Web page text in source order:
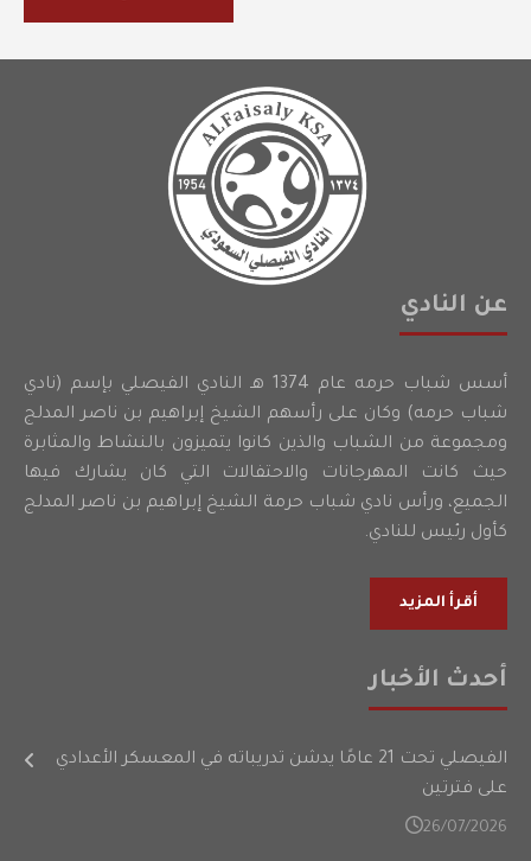
عن النادي
أسس شباب حرمه عام 1374 هـ النادي الفيصلي بإسم (نادي
شباب حرمه) وكان على رأسهم الشيخ إبراهيم بن ناصر المدلج
ومجموعة من الشباب والذين كانوا يتميزون بالنشاط والمثابرة
حيث كانت المهرجانات والاحتفالات التي كان يشارك فيها
الجميع، ورأس نادي شباب حرمة الشيخ إبراهيم بن ناصر المدلج
كأول رئيس للنادي.
أقرأ المزيد
أحدث الأخبار
الفيصلي تحت 21 عامًا يدشن تدريباته في المعسكر الأعدادي
على فترتين
26/07/2026